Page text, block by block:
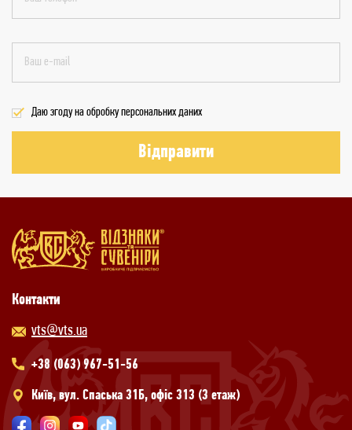
Даю згоду на обробку персональних даних
Відправити
Контакти
vts@vts.ua
+38 (063) 967-51-56
Київ, вул. Спаська 31Б, офіс 313 (3 етаж)